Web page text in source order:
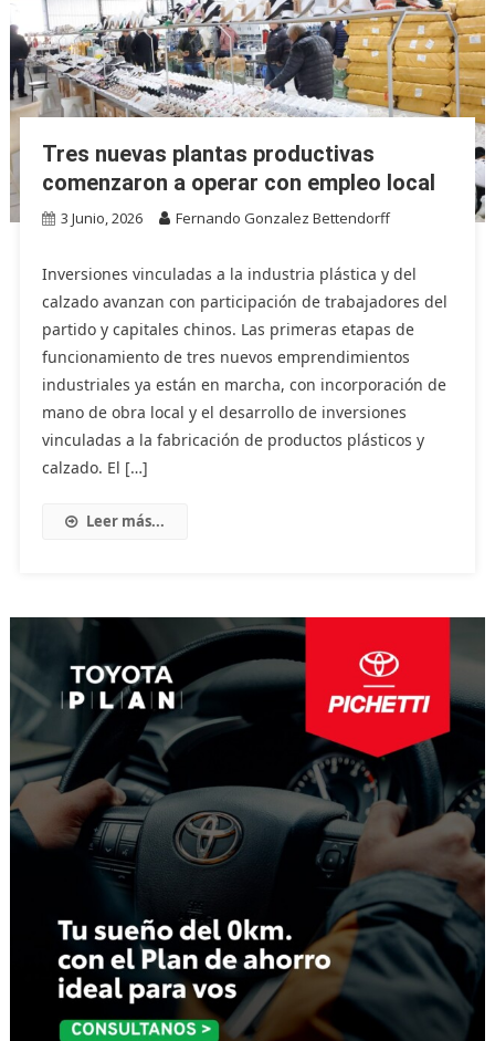
Tres nuevas plantas productivas
comenzaron a operar con empleo local
3 Junio, 2026 Fernando Gonzalez Bettendorff
Inversiones vinculadas a la industria plástica y del
calzado avanzan con participación de trabajadores del
partido y capitales chinos. Las primeras etapas de
funcionamiento de tres nuevos emprendimientos
industriales ya están en marcha, con incorporación de
mano de obra local y el desarrollo de inversiones
vinculadas a la fabricación de productos plásticos y
calzado. El […]
Leer más...